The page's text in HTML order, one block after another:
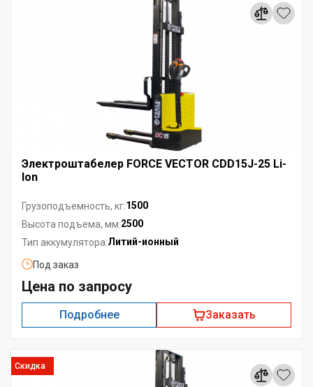
Электроштабелер FORCE VECTOR CDD15J-25 Li-
Ion
Грузоподъемность, кг:1500
Высота подъема, мм:2500
Тип аккумулятора:Литий-ионный
Под заказ
Цена по запросу
Подробнее Заказать
Скидка